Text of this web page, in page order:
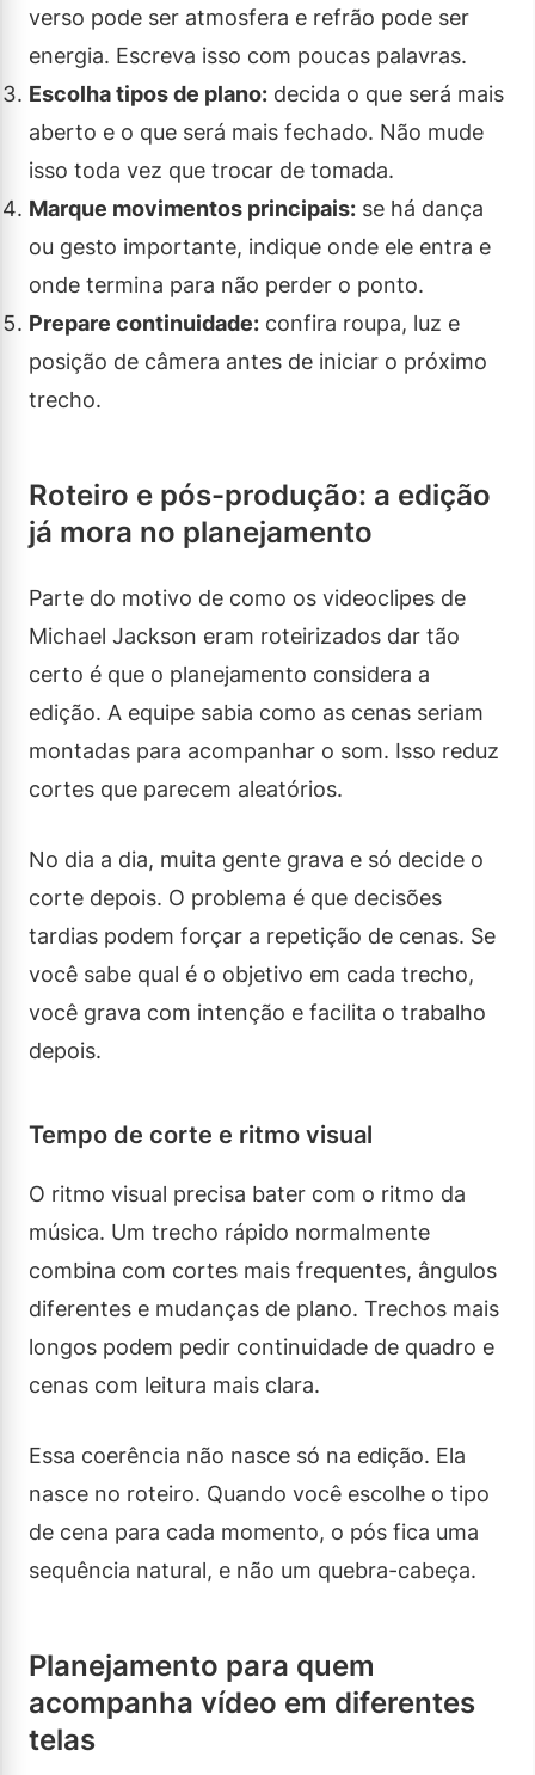
verso pode ser atmosfera e refrão pode ser
energia. Escreva isso com poucas palavras.
Escolha tipos de plano: decida o que será mais
aberto e o que será mais fechado. Não mude
isso toda vez que trocar de tomada.
Marque movimentos principais: se há dança
ou gesto importante, indique onde ele entra e
onde termina para não perder o ponto.
Prepare continuidade: confira roupa, luz e
posição de câmera antes de iniciar o próximo
trecho.
Roteiro e pós-produção: a edição
já mora no planejamento
Parte do motivo de como os videoclipes de
Michael Jackson eram roteirizados dar tão
certo é que o planejamento considera a
edição. A equipe sabia como as cenas seriam
montadas para acompanhar o som. Isso reduz
cortes que parecem aleatórios.
No dia a dia, muita gente grava e só decide o
corte depois. O problema é que decisões
tardias podem forçar a repetição de cenas. Se
você sabe qual é o objetivo em cada trecho,
você grava com intenção e facilita o trabalho
depois.
Tempo de corte e ritmo visual
O ritmo visual precisa bater com o ritmo da
música. Um trecho rápido normalmente
combina com cortes mais frequentes, ângulos
diferentes e mudanças de plano. Trechos mais
longos podem pedir continuidade de quadro e
cenas com leitura mais clara.
Essa coerência não nasce só na edição. Ela
nasce no roteiro. Quando você escolhe o tipo
de cena para cada momento, o pós fica uma
sequência natural, e não um quebra-cabeça.
Planejamento para quem
acompanha vídeo em diferentes
telas